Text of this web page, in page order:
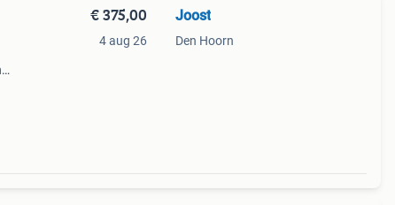
€ 375,00
4 aug 26
Joost
Den Hoorn